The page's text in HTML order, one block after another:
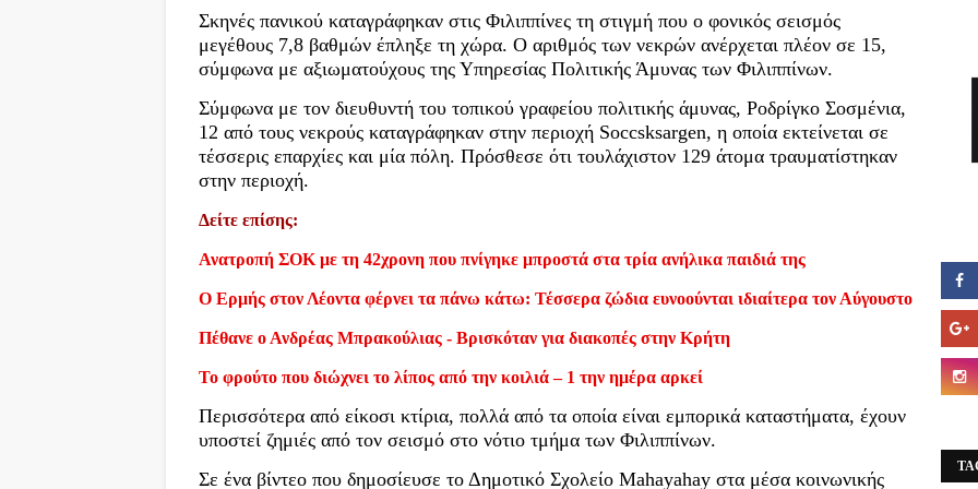
Σκηνές πανικού καταγράφηκαν στις Φιλιππίνες τη στιγμή που ο φονικός σεισμός
μεγέθους 7,8 βαθμών έπληξε τη χώρα. Ο αριθμός των νεκρών ανέρχεται πλέον σε 15,
σύμφωνα με αξιωματούχους της Υπηρεσίας Πολιτικής Άμυνας των Φιλιππίνων.
Σύμφωνα με τον διευθυντή του τοπικού γραφείου πολιτικής άμυνας, Ροδρίγκο Σοσμένια,
12 από τους νεκρούς καταγράφηκαν στην περιοχή Soccsksargen, η οποία εκτείνεται σε
τέσσερις επαρχίες και μία πόλη. Πρόσθεσε ότι τουλάχιστον 129 άτομα τραυματίστηκαν
στην περιοχή.
Δείτε επίσης:
Ανατροπή ΣΟΚ με τη 42χρονη που πνίγηκε μπροστά στα τρία ανήλικα παιδιά της
Ο Ερμής στον Λέοντα φέρνει τα πάνω κάτω: Τέσσερα ζώδια ευνοούνται ιδιαίτερα τον Αύγουστο
Πέθανε ο Ανδρέας Μπρακούλιας - Βρισκόταν για διακοπές στην Κρήτη
Το φρούτο που διώχνει το λίπος από την κοιλιά – 1 την ημέρα αρκεί
Περισσότερα από είκοσι κτίρια, πολλά από τα οποία είναι εμπορικά καταστήματα, έχουν
υποστεί ζημιές από τον σεισμό στο νότιο τμήμα των Φιλιππίνων.
Σε ένα βίντεο που δημοσίευσε το Δημοτικό Σχολείο Mahayahay στα μέσα κοινωνικής